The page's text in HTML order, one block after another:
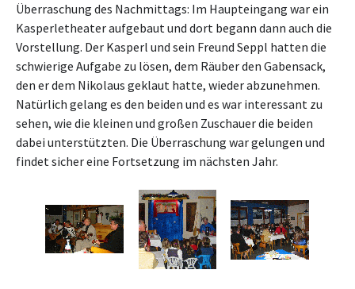
Überraschung des Nachmittags: Im Haupteingang war ein
Kasperletheater aufgebaut und dort begann dann auch die
Vorstellung. Der Kasperl und sein Freund Seppl hatten die
schwierige Aufgabe zu lösen, dem Räuber den Gabensack,
den er dem Nikolaus geklaut hatte, wieder abzunehmen.
Natürlich gelang es den beiden und es war interessant zu
sehen, wie die kleinen und großen Zuschauer die beiden
dabei unterstützten. Die Überraschung war gelungen und
findet sicher eine Fortsetzung im nächsten Jahr.